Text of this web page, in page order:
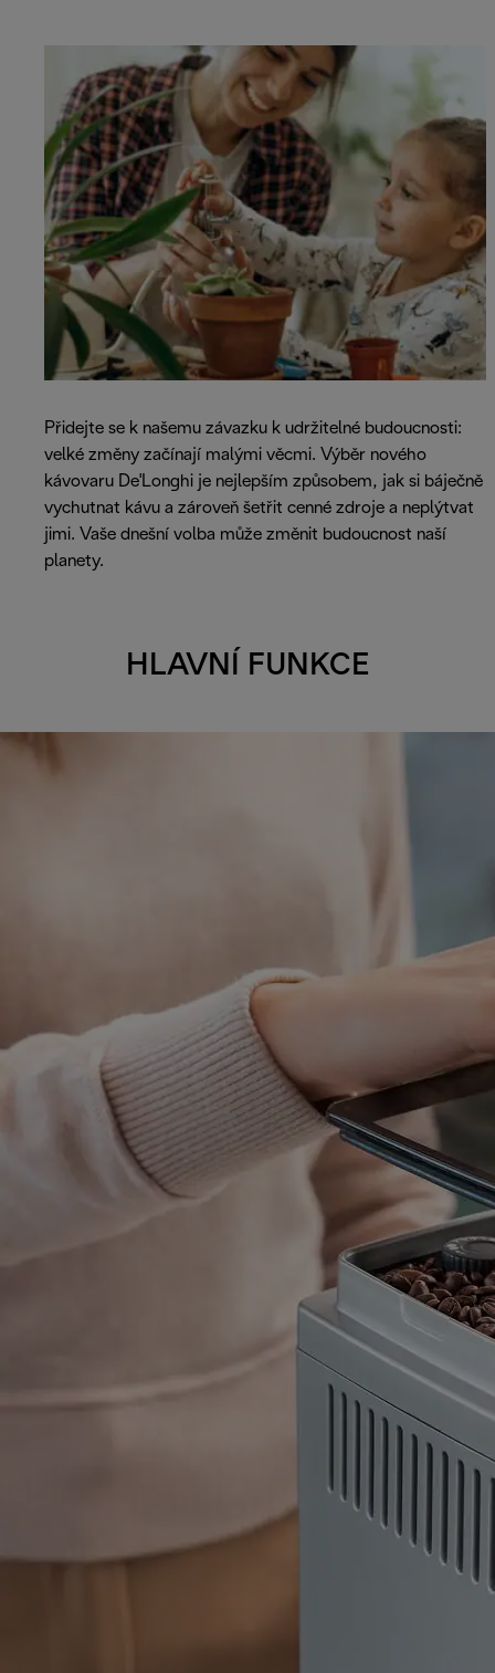
Přidejte se k našemu závazku k udržitelné budoucnosti:
velké změny začínají malými věcmi. Výběr nového
kávovaru De'Longhi je nejlepším způsobem, jak si báječně
vychutnat kávu a zároveň šetřit cenné zdroje a neplýtvat
jimi. Vaše dnešní volba může změnit budoucnost naší
planety.
HLAVNÍ FUNKCE